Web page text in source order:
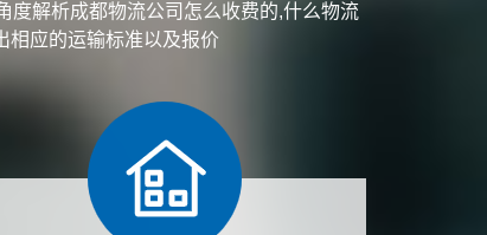
度解析成都物流公司怎么收费的,什么物流
相应的运输标准以及报价